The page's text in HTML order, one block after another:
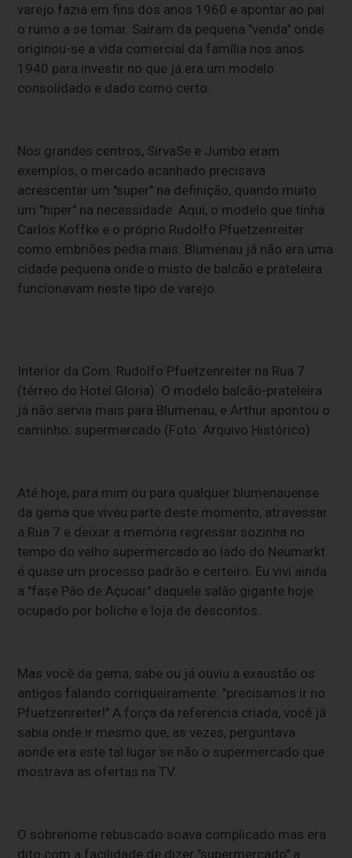
varejo fazia em fins dos anos 1960 e apontar ao pai
o rumo a se tomar. Saíram da pequena "venda" onde
originou-se a vida comercial da família nos anos
1940 para investir no que já era um modelo
consolidado e dado como certo.
Nos grandes centros, SirvaSe e Jumbo eram
exemplos, o mercado acanhado precisava
acrescentar um "super" na definição, quando muito
um "hiper" na necessidade. Aqui, o modelo que tinha
Carlos Koffke e o próprio Rudolfo Pfuetzenreiter
como embriões pedia mais. Blumenau já não era uma
cidade pequena onde o misto de balcão e prateleira
funcionavam neste tipo de varejo.
Interior da Com. Rudolfo Pfuetzenreiter na Rua 7
(térreo do Hotel Gloria). O modelo balcão-prateleira
já não servia mais para Blumenau, e Arthur apontou o
caminho: supermercado (Foto: Arquivo Histórico)
Até hoje, para mim ou para qualquer blumenauense
da gema que viveu parte deste momento, atravessar
a Rua 7 e deixar a memória regressar sozinha no
tempo do velho supermercado ao lado do Neumarkt
é quase um processo padrão e certeiro. Eu vivi ainda
a "fase Pão de Açucar" daquele salão gigante hoje
ocupado por boliche e loja de descontos.
Mas você da gema, sabe ou já ouviu a exaustão os
antigos falando corriqueiramente: "precisamos ir no
Pfuetzenreiter!" A força da referencia criada, você já
sabia onde ir mesmo que, as vezes, perguntava
aonde era este tal lugar se não o supermercado que
mostrava as ofertas na TV.
O sobrenome rebuscado soava complicado mas era
dito com a facilidade de dizer "supermercado" a